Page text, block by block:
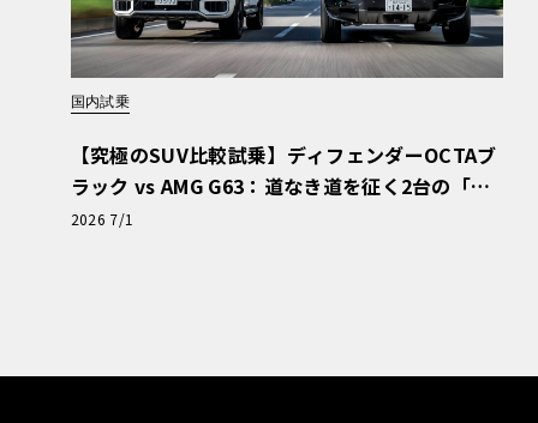
国内試乗
【究極のSUV比較試乗】ディフェンダーOCTAブ
ラック vs AMG G63：道なき道を征く2台の「対
極的アプローチ」
2026 7/1